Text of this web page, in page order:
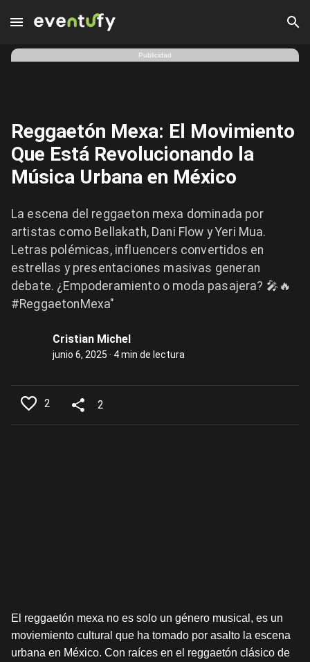
Publicidad
Reggaetón Mexa: El Movimiento
Que Está Revolucionando la
Música Urbana en México
La escena del reggaeton mexa dominada por
artistas como Bellakath, Dani Flow y Yeri Mua.
Letras polémicas, influencers convertidos en
estrellas y presentaciones masivas generan
debate. ¿Empoderamiento o moda pasajera? 🎤🔥
#ReggaetonMexa"
Cristian Michel
junio 6, 2025 · 4 min de lectura
2 2
El reggaetón mexa no es solo un género musical, es un
moviemiento cultural que ha tomado por asalto la escena
urbana en México. Con raíces en el reggaetón clásico de